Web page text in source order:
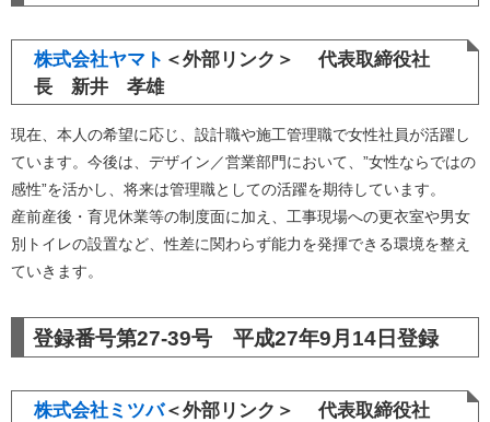
株式会社ヤマト ＜外部リンク＞
代表取締役社
長 新井 孝雄
現在、本人の希望に応じ、設計職や施工管理職で女性社員が活躍し
ています。今後は、デザイン／営業部門において、”女性ならではの
感性”を活かし、将来は管理職としての活躍を期待しています。
産前産後・育児休業等の制度面に加え、工事現場への更衣室や男女
別トイレの設置など、性差に関わらず能力を発揮できる環境を整え
ていきます。
登録番号第27-39号 平成27年9月14日登録
株式会社ミツバ＜外部リンク＞
代表取締役社